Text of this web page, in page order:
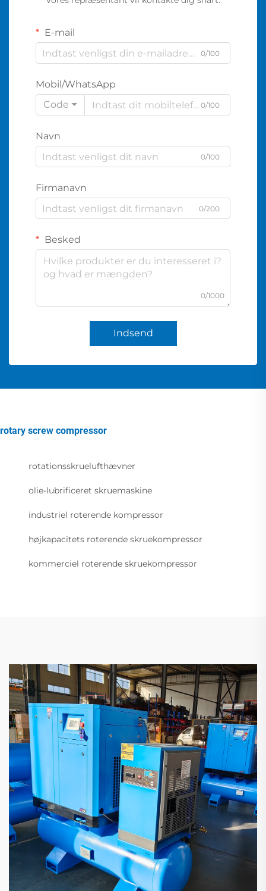
E-mail
0/100
Mobil/WhatsApp
Code
0/100
Navn
0/100
Firmanavn
0/200
Besked
0/1000
Indsend
rotary screw compressor
rotationsskruelufthævner
olie-lubrificeret skruemaskine
industriel roterende kompressor
højkapacitets roterende skruekompressor
kommerciel roterende skruekompressor